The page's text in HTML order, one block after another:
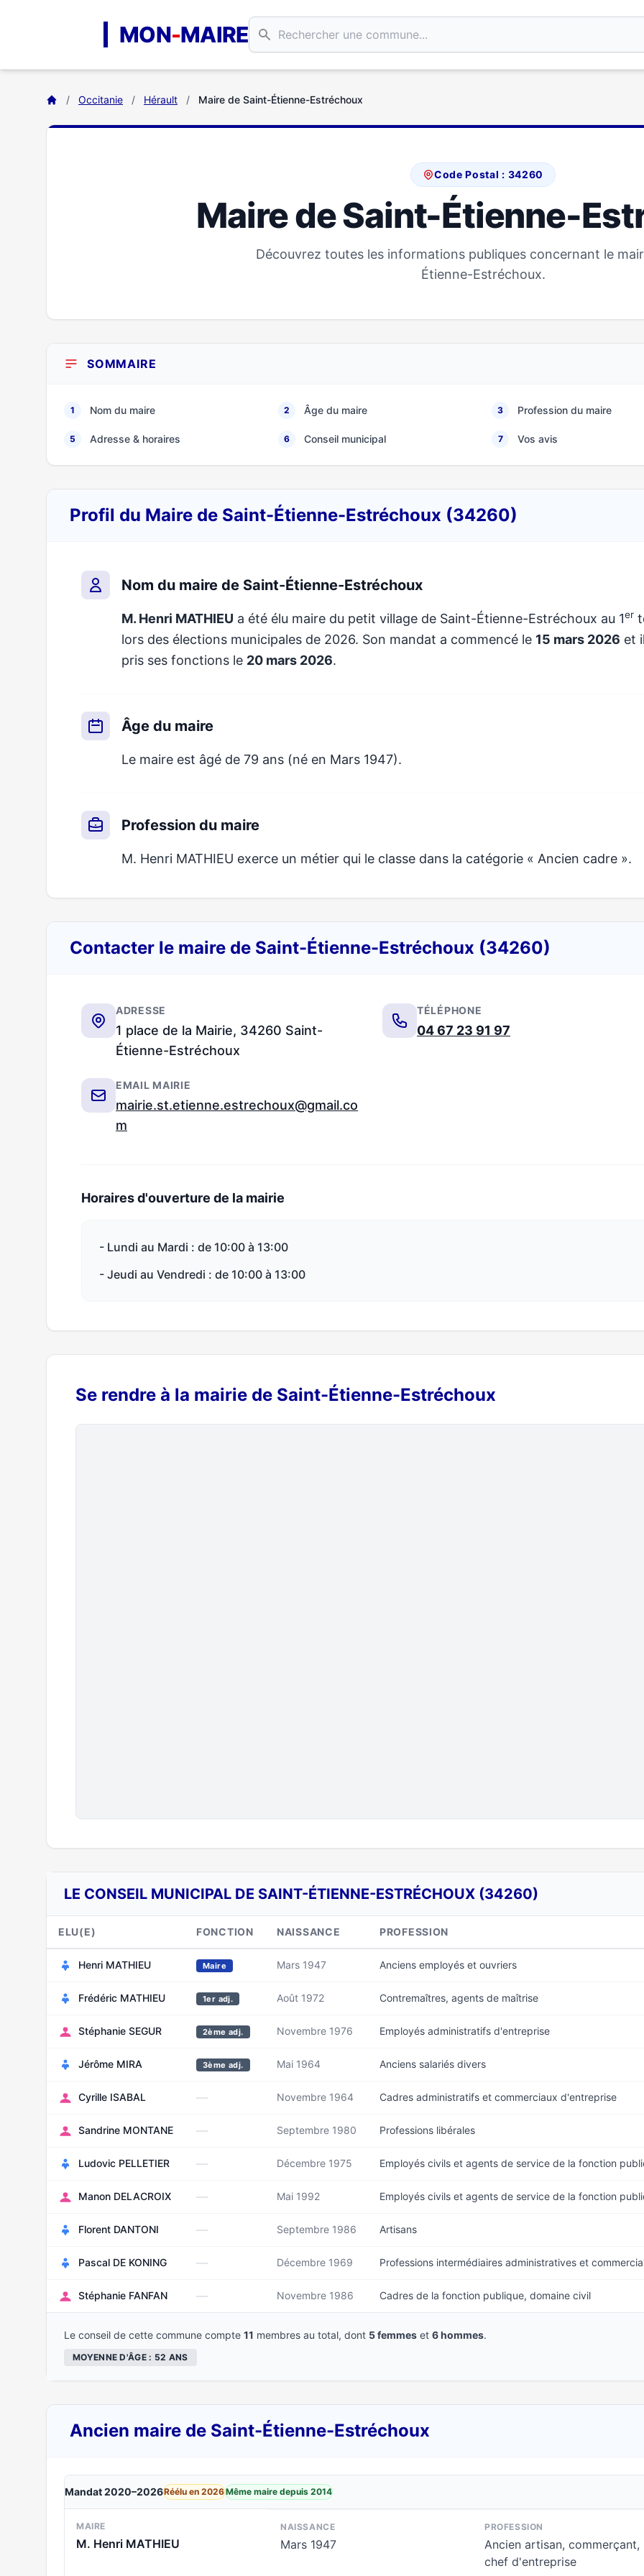
MON-MAIRE
/ Occitanie / Hérault / Maire de Saint-Étienne-Estréchoux
Code Postal : 34260
Maire de Saint-Étienne-
Découvrez toutes les informations publiques concernant le
Étienne-Estréchoux.
SOMMAIRE
1 Nom du maire 2 Âge du maire 3 Profession du maire
5 Adresse & horaires 6 Conseil municipal 7 Vos avis
Profil du Maire de Saint-Étienne-Estréchoux (34260)
Nom du maire de Saint-Étienne-Estréchoux
M. Henri MATHIEU a été élu maire du petit village de Saint-Étienne-Estréchoux au 1er
lors des élections municipales de 2026. Son mandat a commencé le 15 mars 2026 et
pris ses fonctions le 20 mars 2026.
Âge du maire
Le maire est âgé de 79 ans (né en Mars 1947).
Profession du maire
M. Henri MATHIEU exerce un métier qui le classe dans la catégorie « Ancien cadre ».
Contacter le maire de Saint-Étienne-Estréchoux (34260)
ADRESSE
1 place de la Mairie, 34260 Saint-
Étienne-Estréchoux
TÉLÉPHONE
04 67 23 91 97
EMAIL MAIRIE
mairie.st.etienne.estrechoux@gmail.co
m
Horaires d'ouverture de la mairie
- Lundi au Mardi : de 10:00 à 13:00
- Jeudi au Vendredi : de 10:00 à 13:00
Se rendre à la mairie de Saint-Étienne-Estréchoux
LE CONSEIL MUNICIPAL DE SAINT-ÉTIENNE-ESTRÉCHOUX (34260)
ELU(E) FONCTION NAISSANCE PROFESSION
Henri MATHIEU Maire Mars 1947 Anciens employés et ouvriers
Frédéric MATHIEU 1er adj. Août 1972 Contremaîtres, agents de maîtrise
Stéphanie SEGUR 2ème adj. Novembre 1976 Employés administratifs d'entreprise
Jérôme MIRA 3ème adj. Mai 1964 Anciens salariés divers
Cyrille ISABAL — Novembre 1964 Cadres administratifs et commerciaux d'entreprise
Sandrine MONTANE — Septembre 1980 Professions libérales
Ludovic PELLETIER — Décembre 1975 Employés civils et agents de service de la fonction
Manon DELACROIX — Mai 1992 Employés civils et agents de service de la fonction
Florent DANTONI — Septembre 1986 Artisans
Pascal DE KONING — Décembre 1969 Professions intermédiaires administratives et
Stéphanie FANFAN — Novembre 1986 Cadres de la fonction publique, domaine civil
Le conseil de cette commune compte 11 membres au total, dont 5 femmes et 6 hommes.
MOYENNE D'ÂGE : 52 ANS
Ancien maire de Saint-Étienne-Estréchoux
Mandat 2020–2026Réélu en 2026Même maire depuis 2014
MAIRE
M. Henri MATHIEU
NAISSANCE
Mars 1947
PROFESSION
Ancien artisan, commerçant,
chef d'entreprise